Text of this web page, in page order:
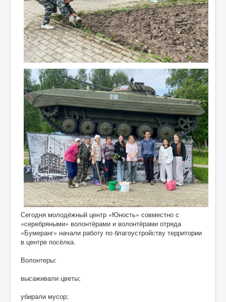
Сегодня молодёжный центр «Юность» совместно с
«серебряными» волонтёрами и волонтёрами отряда
«Бумеранг» начали работу по благоустройству территории
в центре посёлка.
Волонтеры:
высаживали цветы;
убирали мусор;